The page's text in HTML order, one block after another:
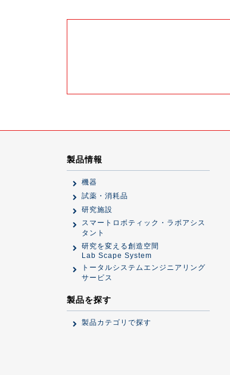
製品情報
機器
試薬・消耗品
研究施設
スマートロボティック・ラボアシス
タント
研究を変える創造空間
Lab Scape System
トータルシステムエンジニアリング
サービス
製品を探す
製品カテゴリで探す